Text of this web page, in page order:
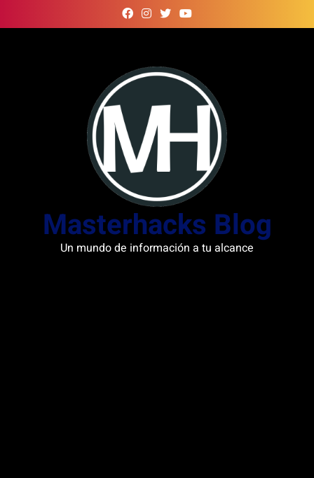
to
Masterhacks Blog
Un mundo de información a tu alcance